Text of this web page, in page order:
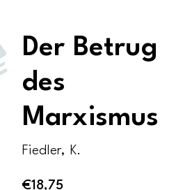
Der Betrug
des
Marxismus
Fiedler, K.
€18,75